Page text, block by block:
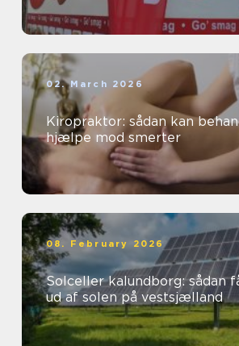
02. March 2026
Kiropraktor: sådan kan
hjælpe mod smerter
08. February 2026
Solceller kalundborg: sådan
ud af solen på vestsjælland